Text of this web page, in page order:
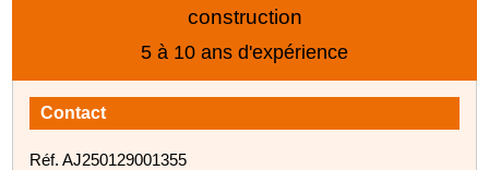
construction
5 à 10 ans d'expérience
Contact
Réf. AJ250129001355